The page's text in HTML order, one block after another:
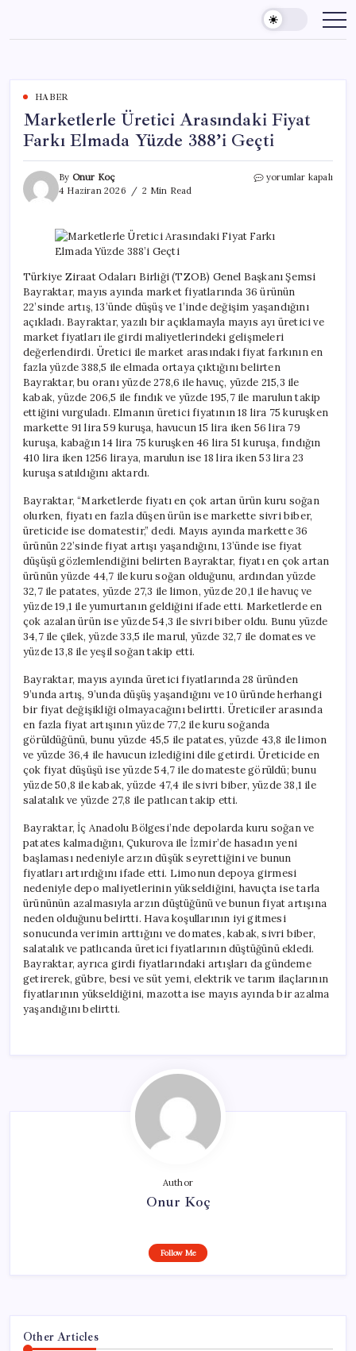
content
HABER
Marketlerle Üretici Arasındaki Fiyat
Farkı Elmada Yüzde 388’i Geçti
By Onur Koç
4 Haziran 2026
2 Min Read
Marketlerle
Farkı
Elmada
Geçti
için
yorumlar kapalı
Türkiye Ziraat Odaları Birliği (TZOB) Genel Başkanı Şemsi
Bayraktar, mayıs ayında market fiyatlarında 36 ürünün
22’sinde artış, 13’ünde düşüş ve 1’inde değişim yaşandığını
açıkladı. Bayraktar, yazılı bir açıklamayla mayıs ayı üretici ve
market fiyatları ile girdi maliyetlerindeki gelişmeleri
değerlendirdi. Üretici ile market arasındaki fiyat farkının en
fazla yüzde 388,5 ile elmada ortaya çıktığını belirten
Bayraktar, bu oranı yüzde 278,6 ile havuç, yüzde 215,3 ile
kabak, yüzde 206,5 ile fındık ve yüzde 195,7 ile marulun takip
ettiğini vurguladı. Elmanın üretici fiyatının 18 lira 75 kuruşken
markette 91 lira 59 kuruşa, havucun 15 lira iken 56 lira 79
kuruşa, kabağın 14 lira 75 kuruşken 46 lira 51 kuruşa, fındığın
410 lira iken 1256 liraya, marulun ise 18 lira iken 53 lira 23
kuruşa satıldığını aktardı.
Bayraktar, “Marketlerde fiyatı en çok artan ürün kuru soğan
olurken, fiyatı en fazla düşen ürün ise markette sivri biber,
üreticide ise domatestir,” dedi. Mayıs ayında markette 36
ürünün 22’sinde fiyat artışı yaşandığını, 13’ünde ise fiyat
düşüşü gözlemlendiğini belirten Bayraktar, fiyatı en çok artan
ürünün yüzde 44,7 ile kuru soğan olduğunu, ardından yüzde
32,7 ile patates, yüzde 27,3 ile limon, yüzde 20,1 ile havuç ve
yüzde 19,1 ile yumurtanın geldiğini ifade etti. Marketlerde en
çok azalan ürün ise yüzde 54,3 ile sivri biber oldu. Bunu yüzde
34,7 ile çilek, yüzde 33,5 ile marul, yüzde 32,7 ile domates ve
yüzde 13,8 ile yeşil soğan takip etti.
Bayraktar, mayıs ayında üretici fiyatlarında 28 üründen
9’unda artış, 9’unda düşüş yaşandığını ve 10 üründe herhangi
bir fiyat değişikliği olmayacağını belirtti. Üreticiler arasında
en fazla fiyat artışının yüzde 77,2 ile kuru soğanda
görüldüğünü, bunu yüzde 45,5 ile patates, yüzde 43,8 ile limon
ve yüzde 36,4 ile havucun izlediğini dile getirdi. Üreticide en
çok fiyat düşüşü ise yüzde 54,7 ile domateste görüldü; bunu
yüzde 50,8 ile kabak, yüzde 47,4 ile sivri biber, yüzde 38,1 ile
salatalık ve yüzde 27,8 ile patlıcan takip etti.
Bayraktar, İç Anadolu Bölgesi’nde depolarda kuru soğan ve
patates kalmadığını, Çukurova ile İzmir’de hasadın yeni
başlaması nedeniyle arzın düşük seyrettiğini ve bunun
fiyatları artırdığını ifade etti. Limonun depoya girmesi
nedeniyle depo maliyetlerinin yükseldiğini, havuçta ise tarla
ürününün azalmasıyla arzın düştüğünü ve bunun fiyat artışına
neden olduğunu belirtti. Hava koşullarının iyi gitmesi
sonucunda verimin arttığını ve domates, kabak, sivri biber,
salatalık ve patlıcanda üretici fiyatlarının düştüğünü ekledi.
Bayraktar, ayrıca girdi fiyatlarındaki artışları da gündeme
getirerek, gübre, besi ve süt yemi, elektrik ve tarım ilaçlarının
fiyatlarının yükseldiğini, mazotta ise mayıs ayında bir azalma
yaşandığını belirtti.
Author
Onur Koç
Follow Me
Other Articles